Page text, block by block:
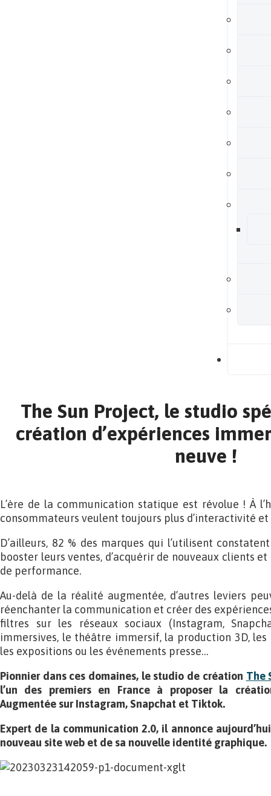
The Sun Project, le studio
création d’expériences
neuve !
L’ère de la communication statique est révolue ! À
consommateurs veulent toujours plus d’interactivité et
D’ailleurs, 82 % des marques qui l’utilisent
booster leurs ventes, d’acquérir de nouveaux clients
de performance.
Au-delà de la réalité augmentée, d’autres leviers
réenchanter la communication et créer des
filtres sur les réseaux sociaux (Instagram,
immersives, le théâtre immersif, la production 3D,
les expositions ou les événements presse…
Pionnier dans ces domaines, le studio de création The
l’un des premiers en France à proposer la
Augmentée sur Instagram, Snapchat et Tiktok.
Expert de la communication 2.0, il annonce
nouveau site web et de sa nouvelle identité graphique.